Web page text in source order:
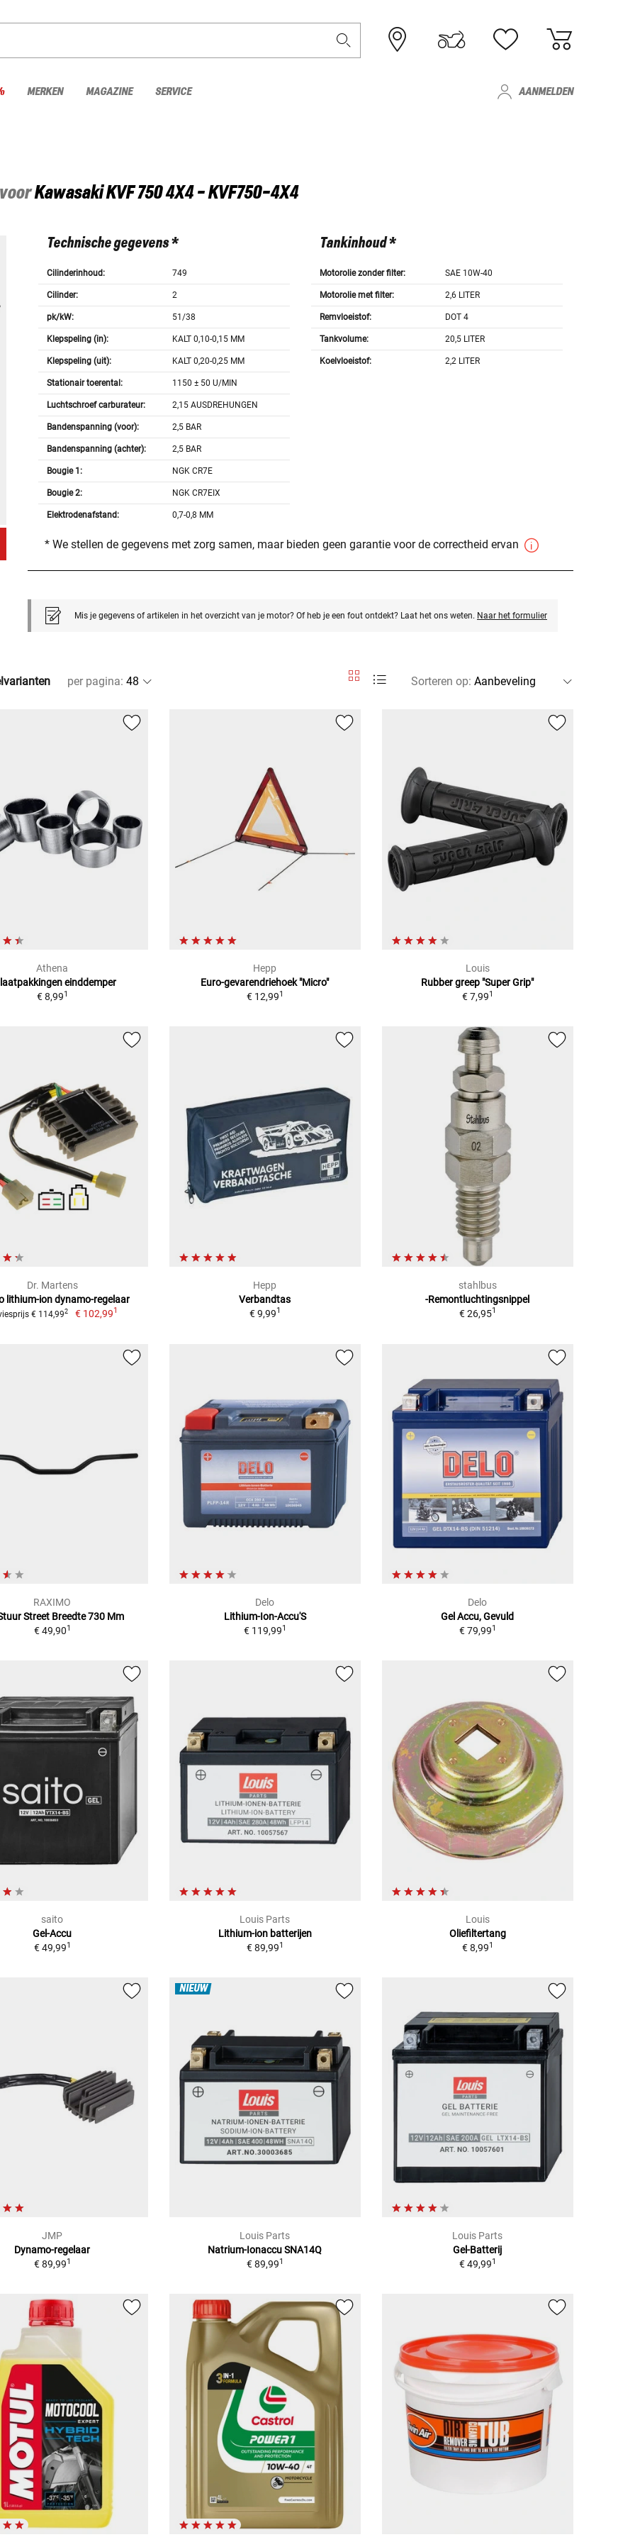
MERKEN MAGAZINE SERVICE AANMELDEN
KawasakiKVF 750 4X4 - KVF750-4X4
Technische gegevens *
Cilinderinhoud: 749
Cilinder: 2
pk/kW: 51/38
Klepspeling (in): KALT 0,10-0,15 MM
Klepspeling (uit): KALT 0,20-0,25 MM
Stationair toerental: 1150 ± 50 U/MIN
Luchtschroef carburateur: 2,15 AUSDREHUNGEN
Bandenspanning (voor): 2,5 BAR
Bandenspanning (achter): 2,5 BAR
Bougie 1: NGK CR7E
Bougie 2: NGK CR7EIX
Elektrodenafstand: 0,7-0,8 MM
Tankinhoud *
Motorolie zonder filter: SAE 10W-40
Motorolie met filter: 2,6 LITER
Remvloeistof: DOT 4
Tankvolume: 20,5 LITER
Koelvloeistof: 2,2 LITER
* We stellen de gegevens met zorg samen, maar bieden geen garantie voor de correctheid ervan
Mis je gegevens of artikelen in het overzicht van je motor? Of heb je een fout ontdekt? Laat het ons weten. Naar het formulier
per pagina: Sorteren op:
Athena
einddemper
€ 8,991
Hepp
Euro-gevarendriehoek "Micro"
€ 12,991
Louis
Rubber greep "Super Grip"
€ 7,991
Dr. Martens
lithium-ion dynamo-regelaar
€ 114,992 € 102,991
Hepp
Verbandtas
€ 9,991
stahlbus
-Remontluchtingsnippel
€ 26,951
RAXIMO
Street Breedte 730 Mm
€ 49,901
Delo
Lithium-Ion-Accu'S
€ 119,991
Delo
Gel Accu, Gevuld
€ 79,991
saito
Gel-Accu
€ 49,991
Louis Parts
Lithium-ion batterijen
€ 89,991
Louis
Oliefiltertang
€ 8,991
JMP
Dynamo-regelaar
€ 89,991
NIEUW
Louis Parts
Natrium-Ionaccu SNA14Q
€ 89,991
Louis Parts
Gel-Batterij
€ 49,991